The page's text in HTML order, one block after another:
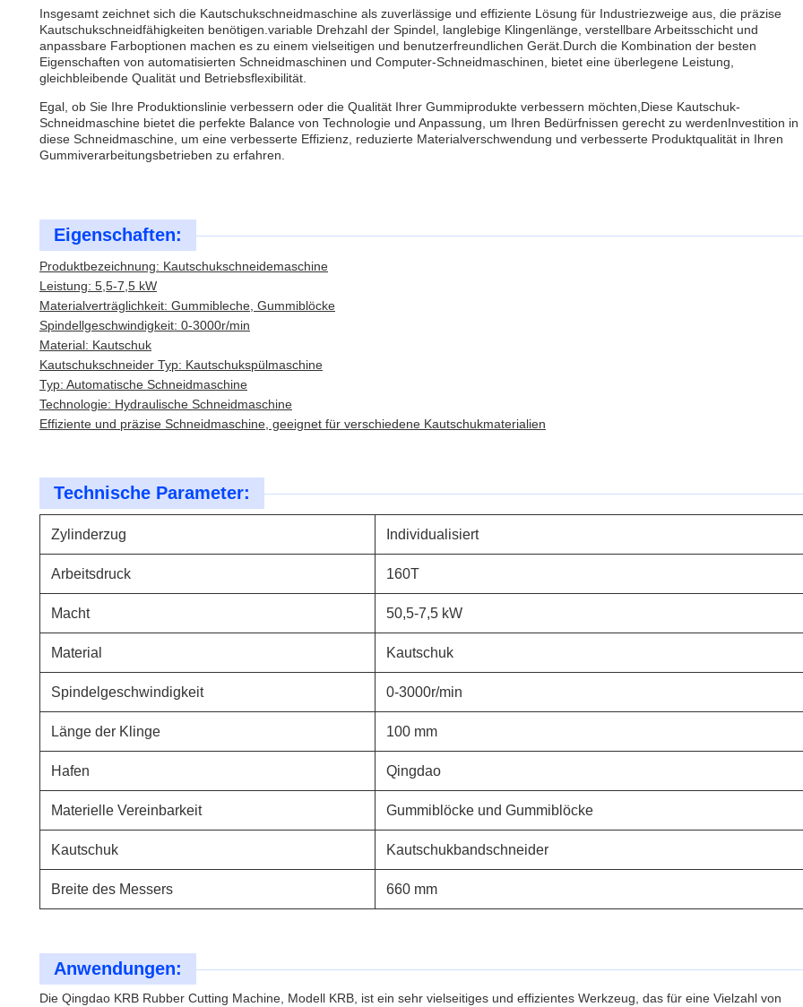
Insgesamt zeichnet sich die Kautschukschneidmaschine als zuverlässige und effiziente Lösung für Industriezweige aus, die präzise
Kautschukschneidfähigkeiten benötigen.variable Drehzahl der Spindel, langlebige Klingenlänge, verstellbare Arbeitsschicht und
anpassbare Farboptionen machen es zu einem vielseitigen und benutzerfreundlichen Gerät.Durch die Kombination der besten
Eigenschaften von automatisierten Schneidmaschinen und Computer-Schneidmaschinen, bietet eine überlegene Leistung,
gleichbleibende Qualität und Betriebsflexibilität.
Egal, ob Sie Ihre Produktionslinie verbessern oder die Qualität Ihrer Gummiprodukte verbessern möchten,Diese Kautschuk-
Schneidmaschine bietet die perfekte Balance von Technologie und Anpassung, um Ihren Bedürfnissen gerecht zu werdenInvestition in
diese Schneidmaschine, um eine verbesserte Effizienz, reduzierte Materialverschwendung und verbesserte Produktqualität in Ihren
Gummiverarbeitungsbetrieben zu erfahren.
Eigenschaften:
Produktbezeichnung: Kautschukschneidemaschine
Leistung: 5,5-7,5 kW
Materialverträglichkeit: Gummibleche, Gummiblöcke
Spindellgeschwindigkeit: 0-3000r/min
Material: Kautschuk
Kautschukschneider Typ: Kautschukspülmaschine
Typ: Automatische Schneidmaschine
Technologie: Hydraulische Schneidmaschine
Effiziente und präzise Schneidmaschine, geeignet für verschiedene Kautschukmaterialien
Technische Parameter:
Zylinderzug Individualisiert
Arbeitsdruck 160T
Macht 50,5-7,5 kW
Material Kautschuk
Spindelgeschwindigkeit 0-3000r/min
Länge der Klinge 100 mm
Hafen Qingdao
Materielle Vereinbarkeit Gummiblöcke und Gummiblöcke
Kautschuk Kautschukbandschneider
Breite des Messers 660 mm
Anwendungen:
Die Qingdao KRB Rubber Cutting Machine, Modell KRB, ist ein sehr vielseitiges und effizientes Werkzeug, das für eine Vielzahl von